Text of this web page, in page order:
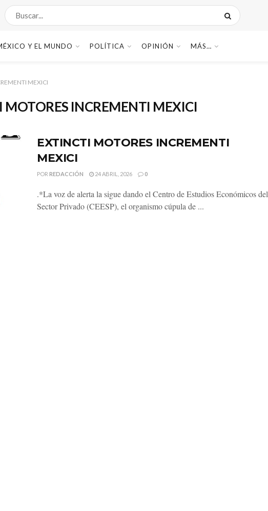
Y EL MUNDO POLÍTICA OPINIÓN MÁS…
MEXICI
MOTORES INCREMENTI MEXICI
EXTINCTI MOTORES INCREMENTI
MEXICI
POR REDACCIÓN 24 ABRIL, 2026 0
.*La voz de alerta la sigue dando el Centro de Estudios Económicos del
Sector Privado (CEESP), el organismo cúpula de ...